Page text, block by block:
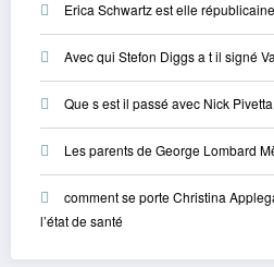
Erica Schwartz est elle
Avec qui Stefon Diggs a t il signé
Que s est il passé avec Nick
Les parents de George Lombard
comment se porte Christina
l’état de santé